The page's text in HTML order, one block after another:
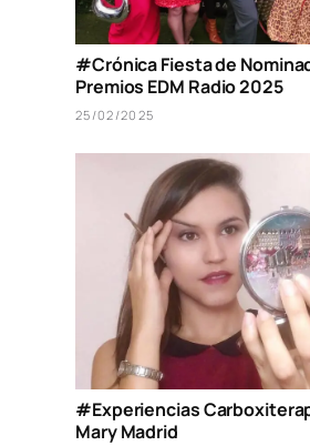
#Crónica Fiesta de
Premios EDM Radio 2025
25/02/2025
#Experiencias
Mary Madrid